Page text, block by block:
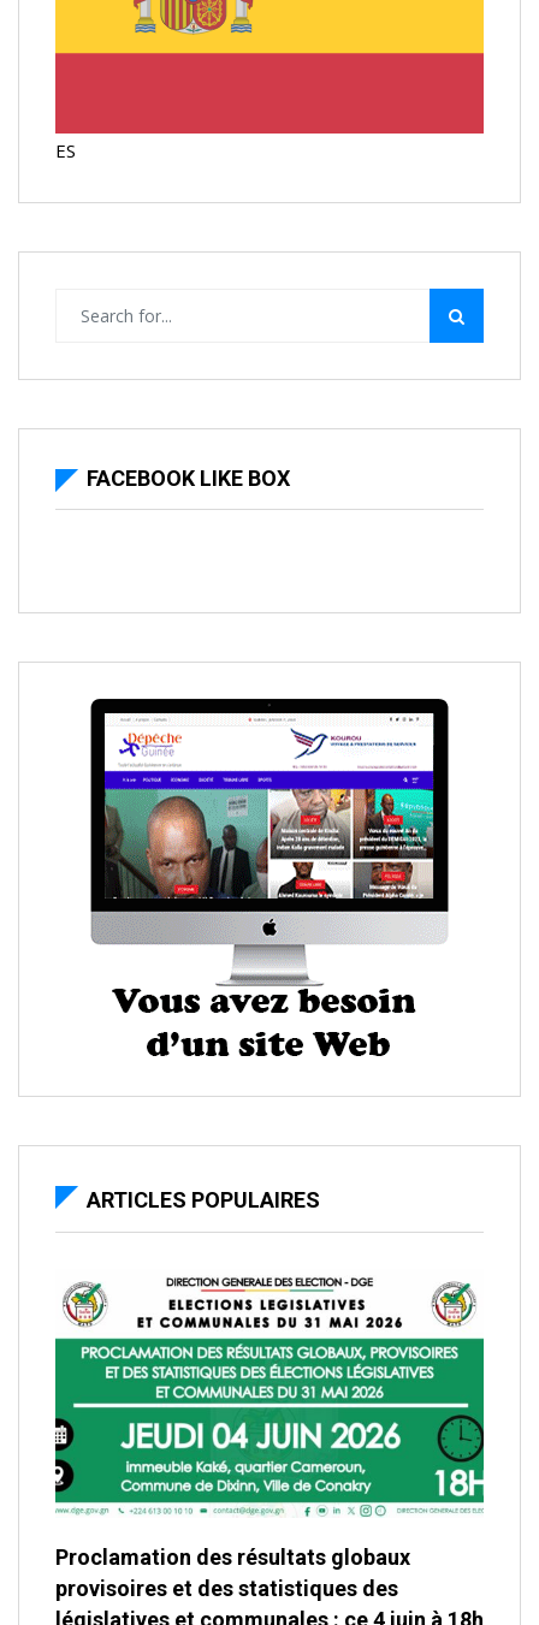
ES
FACEBOOK LIKE BOX
ARTICLES POPULAIRES
Proclamation des résultats globaux
provisoires et des statistiques des
législatives et communales : ce 4 juin à 18h